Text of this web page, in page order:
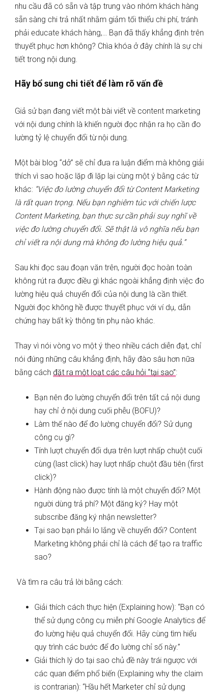
nhu cầu đã có sẵn và tập trung vào nhóm khách hàng
sẵn sàng chi trả nhất nhằm giảm tối thiểu chi phí, tránh
phải educate khách hàng,… Bạn đã thấy khẳng định trên
thuyết phục hơn không? Chìa khóa ở đây chính là sự chi
tiết trong nội dung.
Hãy bổ sung chi tiết để làm rõ vấn đề
Giả sử bạn đang viết một bài viết về content marketing
với nội dung chính là khiến người đọc nhận ra họ cần đo
lường tỷ lệ chuyển đổi từ nội dung.
Một bài blog “dở” sẽ chỉ đưa ra luận điểm mà không giải
thích vì sao hoặc lặp đi lặp lại cùng một ý bằng các từ
khác: “Việc đo lường chuyển đổi từ Content Marketing
là rất quan trọng. Nếu bạn nghiêm túc với chiến lược
Content Marketing, bạn thực sự cần phải suy nghĩ về
việc đo lường chuyển đổi. Sẽ thật là vô nghĩa nếu bạn
chỉ viết ra nội dung mà không đo lường hiệu quả.”
Sau khi đọc sau đoạn văn trên, người đọc hoàn toàn
không rút ra được điều gì khác ngoài khẳng định việc đo
lường hiệu quả chuyển đổi của nội dung là cần thiết.
Người đọc không hề được thuyết phục với ví dụ, dẫn
chứng hay bất kỳ thông tin phụ nào khác.
Thay vì nói vòng vo một ý theo nhiều cách diễn đạt, chỉ
nói đúng những câu khẳng định, hãy đào sâu hơn nữa
bằng cách đặt ra một loạt các câu hỏi “tại sao”:
Bạn nên đo lường chuyển đổi trên tất cả nội dung
hay chỉ ở nội dung cuối phễu (BOFU)?
Làm thế nào để đo lường chuyển đổi? Sử dụng
công cụ gì?
Tính lượt chuyển đổi dựa trên lượt nhấp chuột cuối
cùng (last click) hay lượt nhấp chuột đầu tiên (first
click)?
Hành động nào được tính là một chuyển đổi? Một
người dùng trả phí? Một đăng ký? Hay một
subscribe đăng ký nhận newsletter?
Tại sao bạn phải lo lắng về chuyển đổi? Content
Marketing không phải chỉ là cách để tạo ra traffic
sao?
Và tìm ra câu trả lời bằng cách:
Giải thích cách thực hiện (Explaining how): “Bạn có
thể sử dụng công cụ miễn phí Google Analytics để
đo lường hiệu quả chuyển đổi. Hãy cùng tìm hiểu
quy trình các bước để đo lường chỉ số này.”
Giải thích lý do tại sao chủ đề này trái ngược với
các quan điểm phổ biến (Explaining why the claim
is contrarian): “Hầu hết Marketer chỉ sử dụng